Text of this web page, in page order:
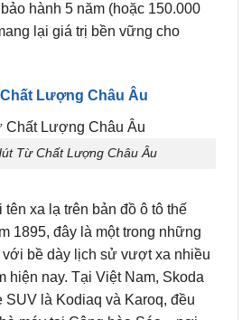
hành 5 năm (hoặc 150.000
lại giá trị bền vững cho
Lượng Châu Âu
Từ Chất Lượng Châu Âu
xa lạ trên bản đồ ô tô thế
1895, đây là một trong những
với bề dày lịch sử vượt xa nhiều
hiện nay. Tại Việt Nam, Skoda
là Kodiaq và Karoq, đều